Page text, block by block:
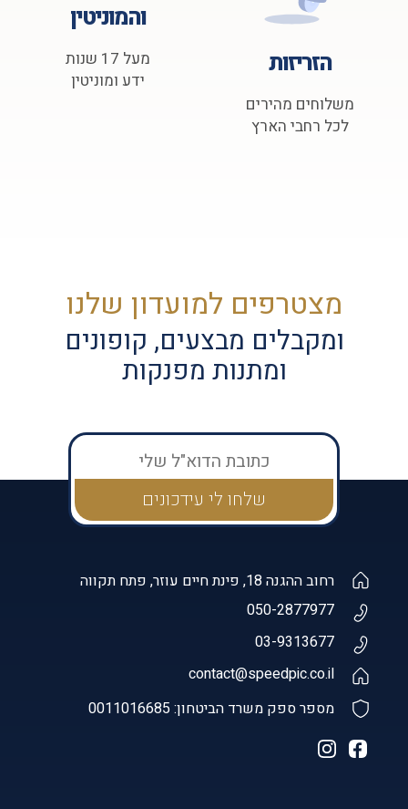
הזריזות
משלוחים מהירים
לכל רחבי הארץ
והמוניטין
מעל 17 שנות
ידע ומוניטין
מצטרפים למועדון שלנו
ומקבלים מבצעים, קופונים
ומתנות מפנקות
רחוב ההגנה 18, פינת חיים עוזר, פתח תקווה
050-2877977
03-9313677
contact@speedpic.co.il
מספר ספק משרד הביטחון: 0011016685